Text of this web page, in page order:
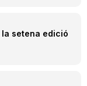
setena edició